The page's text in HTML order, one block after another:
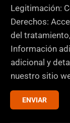
é
f
o
n
o
N
a
s
d
e
v
e
r
Legitimación:
Derechos:
del
Información
adicional y
nuestro sitio
ENVIAR